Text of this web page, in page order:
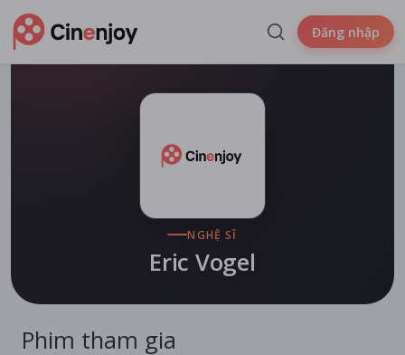
Đăng nhập
NGHỆ SĨ
Eric Vogel
Phim tham gia